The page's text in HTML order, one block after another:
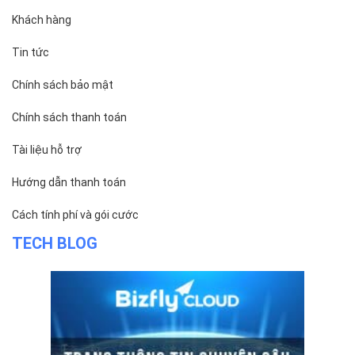
Khách hàng
Tin tức
Chính sách bảo mật
Chính sách thanh toán
Tài liệu hỗ trợ
Hướng dẫn thanh toán
Cách tính phí và gói cước
TECH BLOG